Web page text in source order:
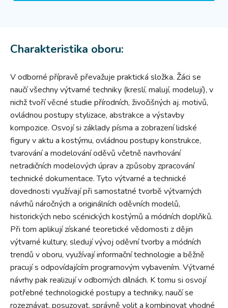
Charakteristika oboru:
V odborné přípravě převažuje praktická složka. Žáci se
naučí všechny výtvarné techniky (kreslí, malují, modelují), v
nichž tvoří věcné studie přírodních, živočišných aj. motivů,
ovládnou postupy stylizace, abstrakce a výstavby
kompozice. Osvojí si základy písma a zobrazení lidské
figury v aktu a kostýmu, ovládnou postupy konstrukce,
tvarování a modelování oděvů včetně navrhování
netradičních modelových úprav a způsoby zpracování
technické dokumentace. Tyto výtvarné a technické
dovednosti využívají při samostatné tvorbě výtvarných
návrhů náročných a originálních oděvních modelů,
historických nebo scénických kostýmů a módních doplňků.
Při tom aplikují získané teoretické vědomosti z dějin
výtvarné kultury, sledují vývoj oděvní tvorby a módních
trendů v oboru, využívají informační technologie a běžně
pracují s odpovídajícím programovým vybavením. Výtvarné
návrhy pak realizují v odborných dílnách. K tomu si osvojí
potřebné technologické postupy a techniky, naučí se
rozeznávat, posuzovat, správně volit a kombinovat vhodné